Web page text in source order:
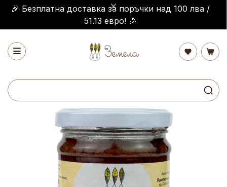
🎉 Безплатна доставка за поръчки над 100 лва /
51.13 евро! 🎉